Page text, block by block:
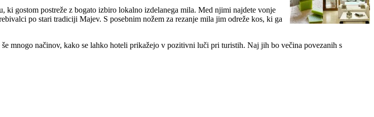
gostom postreže z bogato izbiro lokalno izdelanega mila. Med njimi najdete vonje
po stari tradiciji Majev. S posebnim nožem za rezanje mila jim odreže kos, ki ga
mnogo načinov, kako se lahko hoteli prikažejo v pozitivni luči pri turistih. Naj jih bo večina povezanih s